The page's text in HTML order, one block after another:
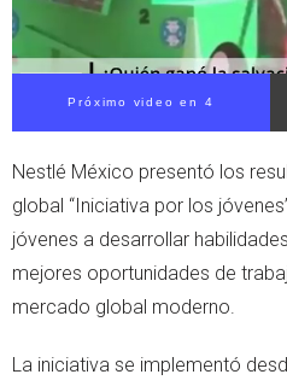
Próximo video en 4
Nestlé México presentó los
global “Iniciativa por los
jóvenes a desarrollar
mejores oportunidades de
mercado global moderno.
La iniciativa se implementó